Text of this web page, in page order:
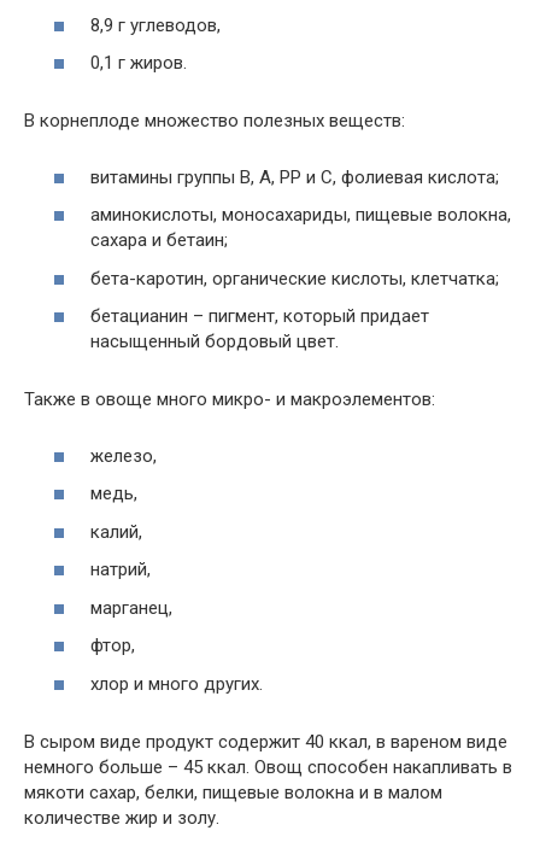
8,9 г углеводов,
0,1 г жиров.
В корнеплоде множество полезных веществ:
витамины группы В, А, РР и С, фолиевая кислота;
аминокислоты, моносахариды, пищевые волокна,
сахара и бетаин;
бета-каротин, органические кислоты, клетчатка;
бетацианин – пигмент, который придает
насыщенный бордовый цвет.
Также в овоще много микро- и макроэлементов:
железо,
медь,
калий,
натрий,
марганец,
фтор,
хлор и много других.
В сыром виде продукт содержит 40 ккал, в вареном виде
немного больше – 45 ккал. Овощ способен накапливать в
мякоти сахар, белки, пищевые волокна и в малом
количестве жир и золу.